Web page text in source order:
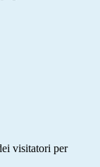
visitatori per